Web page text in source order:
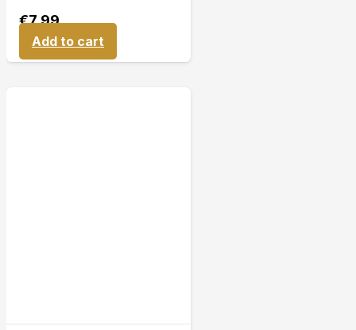
€7,99
Add to cart